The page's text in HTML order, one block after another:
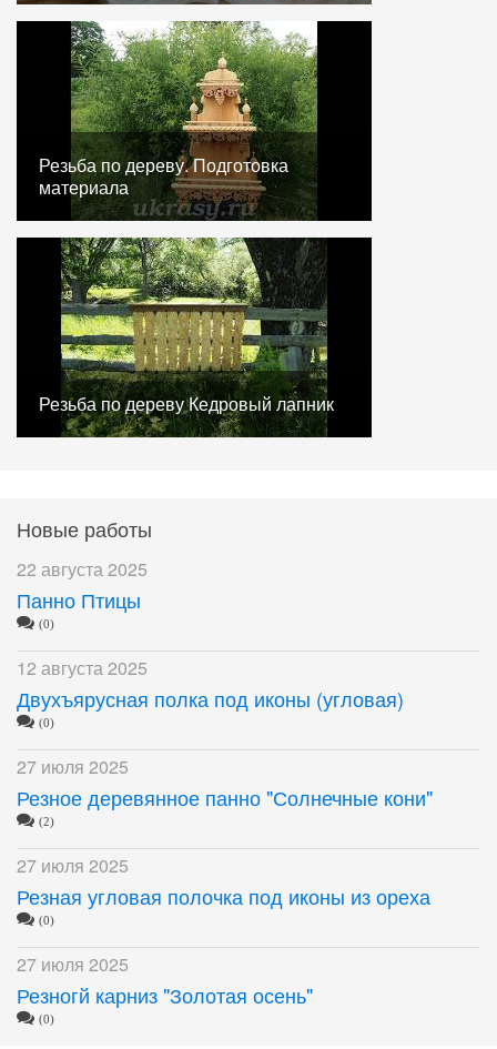
Резьба по дереву. Подготовка
материала
Резьба по дереву Кедровый лапник
Новые работы
22 августа 2025
Панно Птицы
(0)
12 августа 2025
Двухъярусная полка под иконы (угловая)
(0)
27 июля 2025
Резное деревянное панно "Солнечные кони"
(2)
27 июля 2025
Резная угловая полочка под иконы из ореха
(0)
27 июля 2025
Резногй карниз "Золотая осень"
(0)